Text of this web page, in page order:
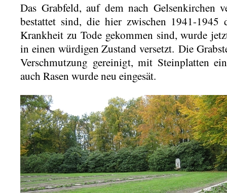
Das Grabfeld, auf dem nach Gelsenkirchen
bestattet sind, die hier zwischen 1941-1945
Krankheit zu Tode gekommen sind, wurde
in einen würdigen Zustand versetzt. Die
Verschmutzung gereinigt, mit Steinplatten
auch Rasen wurde neu eingesät.